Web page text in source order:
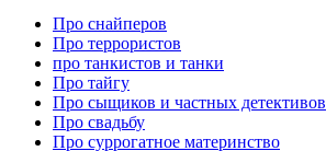
Про снайперов
Про террористов
про танкистов и танки
Про тайгу
Про сыщиков и частных детективов
Про свадьбу
Про суррогатное материнство